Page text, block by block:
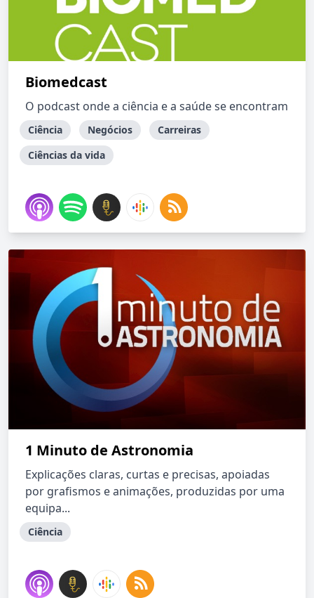
Biomedcast
O podcast onde a ciência e a saúde se encontram
Ciência Negócios
Carreiras
Ciências da vida
1 Minuto de Astronomia
Explicações claras, curtas e precisas, apoiadas
por grafismos e animações, produzidas por uma
equipa...
Ciência